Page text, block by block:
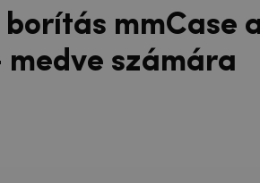
borítás mmCase
medve számára